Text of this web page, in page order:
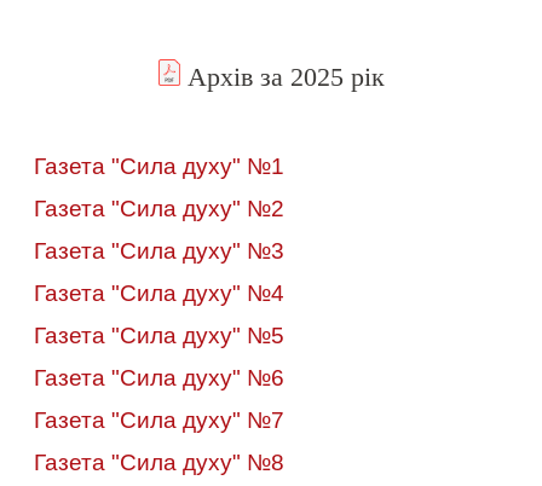
Архів за 2025 рік
Газета "Сила духу" №1
Газета "Сила духу" №2
Газета "Сила духу" №3
Газета "Сила духу" №4
Газета "Сила духу" №5
Газета "Сила духу" №6
Газета "Сила духу" №7
Газета "Сила духу" №8